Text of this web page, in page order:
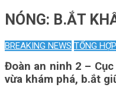
NÓNG: B.ẮT
BREAKING NEWS TỔNG HỢP
Đoàn an ninh 2 –
vừa khám phá, b.ắt